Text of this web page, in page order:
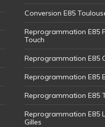
Conversion E85
Reprogrammation E85
Touch
Reprogrammation E85
Reprogrammation E85
Reprogrammation E85
Reprogrammation E85
Gilles